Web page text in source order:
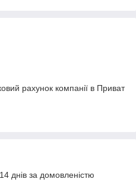
рахунок компанії в Приват
днів за домовленістю